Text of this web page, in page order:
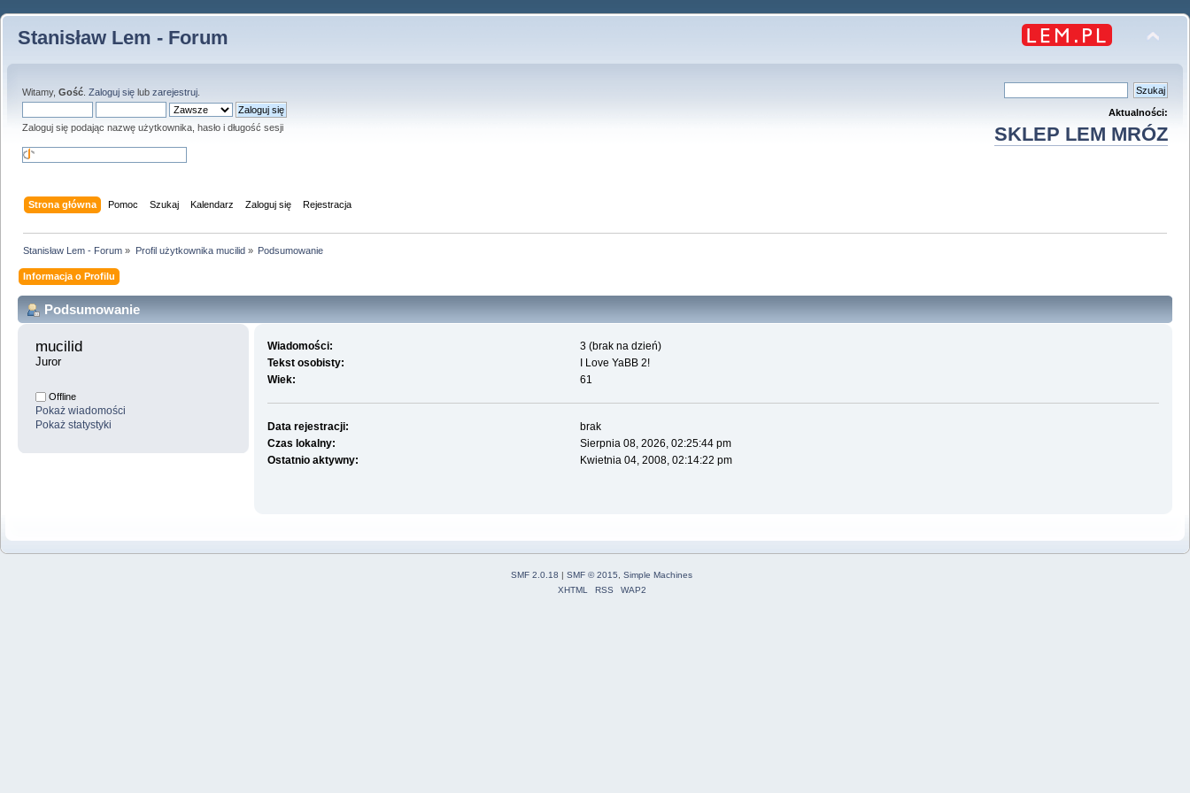
Stanisław Lem - Forum
Witamy, Gość Zaloguj się lub zarejestruj
Zaloguj się podając nazwę użytkownika, hasło i długość sesji
Aktualności:
SKLEP LEM MRÓZ
Strona główna Pomoc Szukaj Kalendarz Zaloguj się Rejestracja
Stanisław Lem - Forum » Profil użytkownika mucilid» Podsumowanie
Informacja o Profilu
Podsumowanie
mucilid
Juror
Offline
Pokaż wiadomości
Pokaż statystyki
Wiadomości:
3 (brak na dzień)
Tekst osobisty:
I Love YaBB 2!
Wiek:
61
Data rejestracji:
brak
Czas lokalny:
Sierpnia 08, 2026, 02:25:44 pm
Ostatnio aktywny:
Kwietnia 04, 2008, 02:14:22 pm
SMF 2.0.18 | SMF © 2015, Simple Machines
XHTML
RSS WAP2